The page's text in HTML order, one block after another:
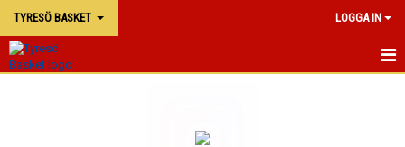
TYRESÖ BASKET LOGGA IN